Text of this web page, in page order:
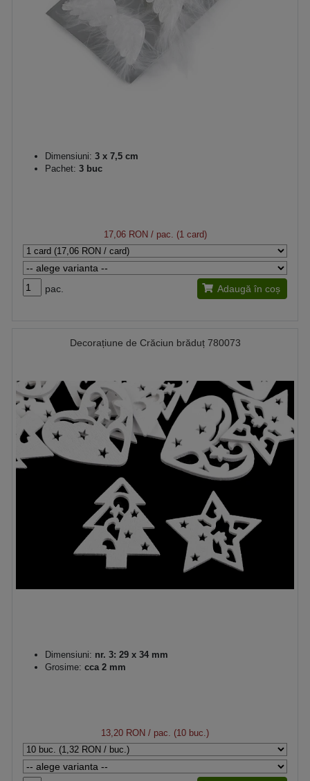
Dimensiuni: 3 x 7,5 cm
Pachet: 3 buc
17,06 RON/ pac. (1 card)
pac. Adaugă în coș
Decorațiune de Crăciun brăduț 780073
Dimensiuni: nr. 3: 29 x 34 mm
Grosime: cca 2 mm
13,20 RON / pac. (10 buc.)